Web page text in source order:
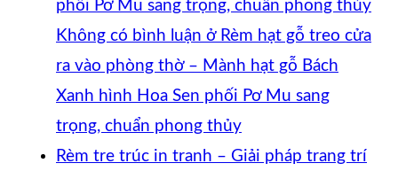
phối Pơ Mu sang trọng, chuẩn phong thủy
Không có bình luận ở Rèm hạt gỗ treo cửa
ra vào phòng thờ – Mành hạt gỗ Bách
Xanh hình Hoa Sen phối Pơ Mu sang
trọng, chuẩn phong thủy
Rèm tre trúc in tranh – Giải pháp trang trí